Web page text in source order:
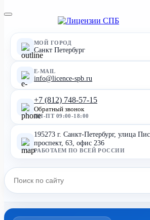
МОЙ ГОРОД
Санкт Петербург
E-MAIL
info@licence-spb.ru
+7 (812) 748-57-15
Обратный звонок
ПН-ПТ 09:00-18:00
195273 г. Санкт-Петербург, улица
проспект, 63, офис 236
РАБОТАЕМ ПО ВСЕЙ РОССИИ